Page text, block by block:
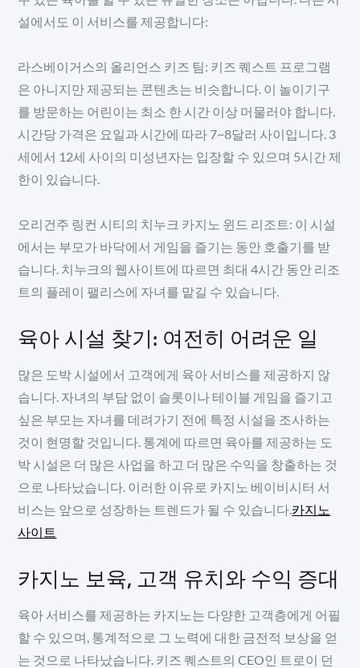
설에서도 이 서비스를 제공합니다:
라스베이거스의 올리언스 키즈 팀: 키즈 퀘스트 프로그램
은 아니지만 제공되는 콘텐츠는 비슷합니다. 이 놀이기구
를 방문하는 어린이는 최소 한 시간 이상 머물러야 합니다.
시간당 가격은 요일과 시간에 따라 7~8달러 사이입니다. 3
세에서 12세 사이의 미성년자는 입장할 수 있으며 5시간 제
한이 있습니다.
오리건주 링컨 시티의 치누크 카지노 윈드 리조트: 이 시설
에서는 부모가 바닥에서 게임을 즐기는 동안 호출기를 받
습니다. 치누크의 웹사이트에 따르면 최대 4시간 동안 리조
트의 플레이 팰리스에 자녀를 맡길 수 있습니다.
육아 시설 찾기: 여전히 어려운 일
많은 도박 시설에서 고객에게 육아 서비스를 제공하지 않
습니다. 자녀의 부담 없이 슬롯이나 테이블 게임을 즐기고
싶은 부모는 자녀를 데려가기 전에 특정 시설을 조사하는
것이 현명할 것입니다. 통계에 따르면 육아를 제공하는 도
박 시설은 더 많은 사업을 하고 더 많은 수익을 창출하는 것
으로 나타났습니다. 이러한 이유로 카지노 베이비시터 서
비스는 앞으로 성장하는 트렌드가 될 수 있습니다.카지노
사이트
카지노 보육, 고객 유치와 수익 증대
육아 서비스를 제공하는 카지노는 다양한 고객층에게 어필
할 수 있으며, 통계적으로 그 노력에 대한 금전적 보상을 얻
는 것으로 나타났습니다. 키즈 퀘스트의 CEO인 트로이 던